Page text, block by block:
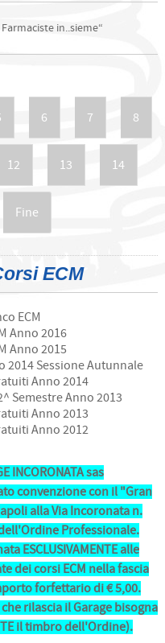
in..sieme“
6 7 8
12 13 14
Fine
ECM
ECM
Anno 2016
Anno 2015
2014 Sessione Autunnale
Anno 2014
Semestre Anno 2013
Anno 2013
Anno 2012
INCORONATA sas
convenzione con il "Gran
alla Via Incoronata n.
Professionale.
ESCLUSIVAMENTE alle
dei corsi ECM nella fascia
forfettario di € 5,00.
rilascia il Garage bisogna
il timbro dell'Ordine).